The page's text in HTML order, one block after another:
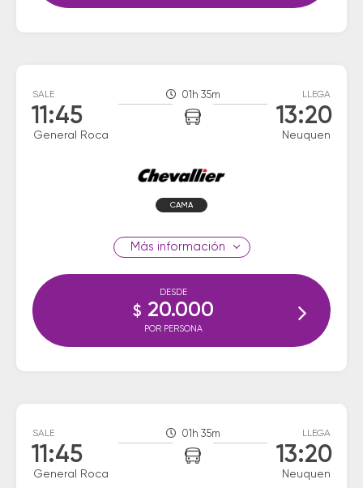
SALE
11:45
General Roca
01h 35m LLEGA
13:20
Neuquen
CAMA
información
DESDE
$ 20.000
POR PERSONA
SALE
11:45
General Roca
01h 35m LLEGA
13:20
Neuquen